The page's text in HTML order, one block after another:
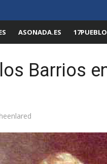
ASONADA.ES
Barrios